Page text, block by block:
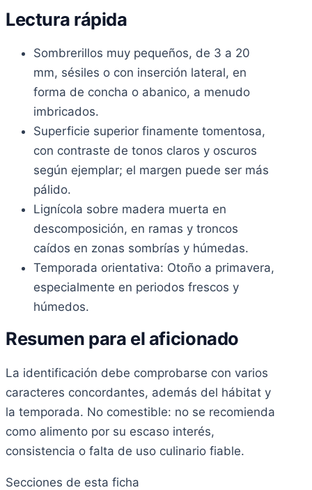
Lectura rápida
Sombrerillos muy pequeños, de 3 a 20
mm, sésiles o con inserción lateral, en
forma de concha o abanico, a menudo
imbricados.
Superficie superior finamente tomentosa,
con contraste de tonos claros y oscuros
según ejemplar; el margen puede ser más
pálido.
Lignícola sobre madera muerta en
descomposición, en ramas y troncos
caídos en zonas sombrías y húmedas.
Temporada orientativa: Otoño a primavera,
especialmente en periodos frescos y
húmedos.
Resumen para el aficionado
La identificación debe comprobarse con varios
caracteres concordantes, además del hábitat y
la temporada. No comestible: no se recomienda
como alimento por su escaso interés,
consistencia o falta de uso culinario fiable.
Secciones de esta ficha